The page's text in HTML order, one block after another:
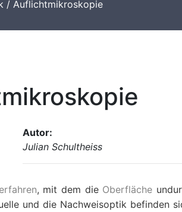
/ Auflichtmikroskopie
Autor:
Julian Schultheiss
, mit dem die Oberfläche
und die Nachweisoptik befinden